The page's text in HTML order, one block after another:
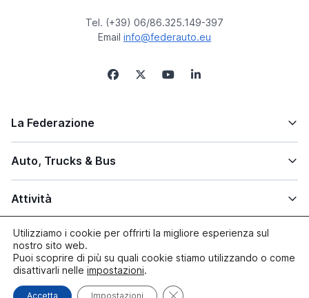
Tel. (+39) 06/86.325.149-397
Email info@federauto.eu
La Federazione
Auto, Trucks & Bus
Attività
Altre info
© copyright 2005/2026 Federauto | Site by
Utilizziamo i cookie per offrirti la migliore esperienza sul
nostro sito web.
Puoi scoprire di più su quali cookie stiamo utilizzando o come
disattivarli nelle impostazioni.
Accetta Impostazioni Close GDPR Cookie Banner